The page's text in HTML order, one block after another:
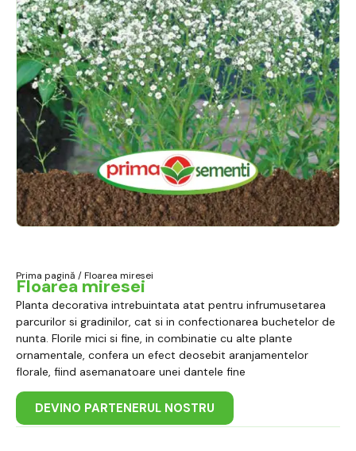
Prima pagină / Floarea miresei
Floarea miresei
Planta decorativa intrebuintata atat pentru infrumusetarea
parcurilor si gradinilor, cat si in confectionarea buchetelor de
nunta. Florile mici si fine, in combinatie cu alte plante
ornamentale, confera un efect deosebit aranjamentelor
florale, fiind asemanatoare unei dantele fine
DEVINO PARTENERUL NOSTRU